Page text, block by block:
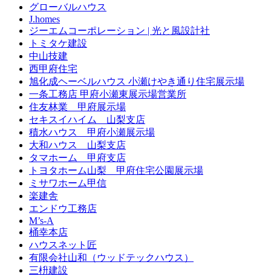
グローバルハウス
J.homes
ジーエムコーポレーション | 光と風設計社
トミタケ建設
中山技建
西甲府住宅
旭化成ヘーベルハウス 小瀬けやき通り住宅展示場
一条工務店 甲府小瀬東展示場営業所
住友林業 甲府展示場
セキスイハイム 山梨支店
積水ハウス 甲府小瀬展示場
大和ハウス 山梨支店
タマホーム 甲府支店
トヨタホーム山梨 甲府住宅公園展示場
ミサワホーム甲信
楽建舎
エンドウ工務店
M’s-A
桶幸本店
ハウスネット匠
有限会社山和（ウッドテックハウス）
三枡建設